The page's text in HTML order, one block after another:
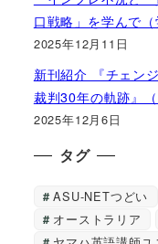
口戦略」を学んで（
2025年12月11日
新刊紹介 『チェン
裁判30年の軌跡』
2025年12月6日
タグ
ASU-NETつどい
オーストラリア